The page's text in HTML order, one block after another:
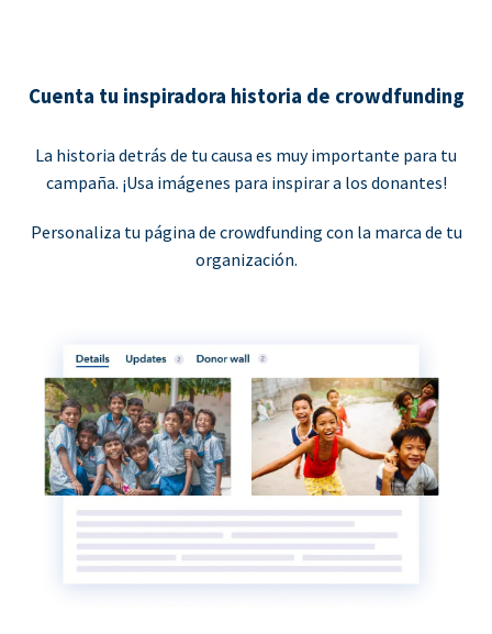
Cuenta tu inspiradora historia de crowdfunding
La historia detrás de tu causa es muy importante para tu
campaña. ¡Usa imágenes para inspirar a los donantes!
Personaliza tu página de crowdfunding con la marca de tu
organización.